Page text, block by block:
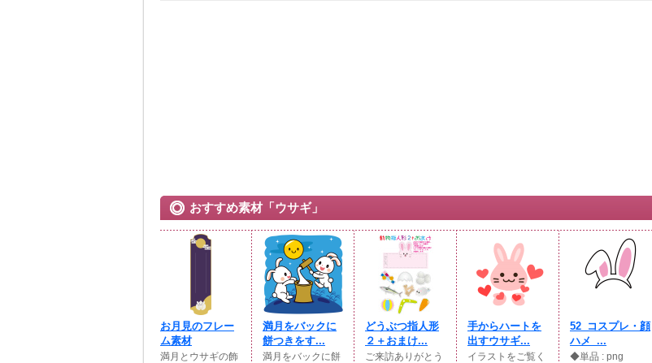
おすすめ素材「ウサギ」
お月見のフレー
ム素材
満月とウサギの飾
満月をバックに
餅つきをす...
満月をバックに餅
どうぶつ指人形
２＋おまけ...
ご来訪ありがとう
手からハートを
出すウサギ...
イラストをご覧く
52_コスプレ・顔
ハメ_...
◆単品 : png